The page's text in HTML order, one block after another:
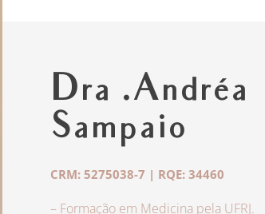
Dra .Andréa
Sampaio
CRM: 5275038-7 | RQE: 34460
– Formação em Medicina pela UFRJ.